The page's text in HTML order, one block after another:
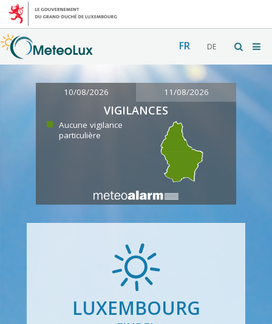
FR DE
10/08/2026 11/08/2026
VIGILANCES
Aucune vigilance
particulière
LUXEMBOURG